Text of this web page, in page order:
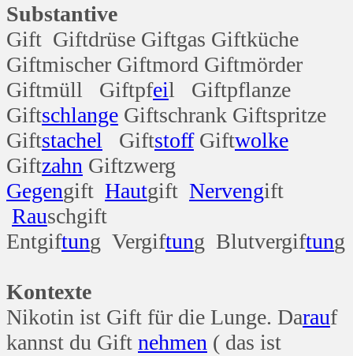
Substantive
Gift Giftdrüse Giftgas Giftküche
Giftmischer Giftmord Giftmörder
Giftmüll Giftpfeil Giftpflanze
Giftschlange Giftschrank Giftspritze
Giftstachel GiftstoffGiftwolke
Giftzahn Giftzwerg
Gegengift Hautgift Nervengift
Rauschgift
Entgiftung Vergiftung Blutvergiftung
Kontexte
Nikotin ist Gift für die Lunge. Darauf
kannst du Gift nehmen ( das ist